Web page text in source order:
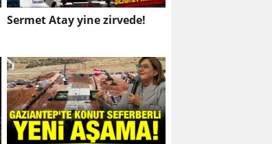
Sermet Atay yine zirvede!